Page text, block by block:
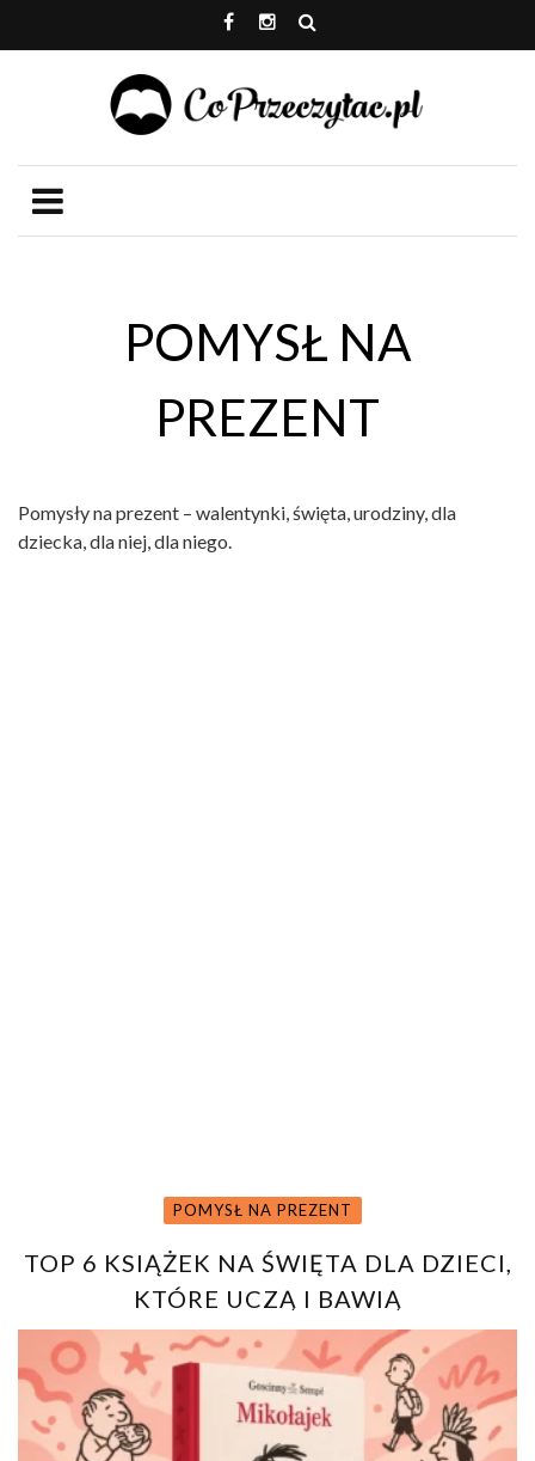
POMYSŁ NA
PREZENT
Pomysły na prezent – walentynki, święta, urodziny, dla
dziecka, dla niej, dla niego.
POMYSŁ NA PREZENT
TOP 6 KSIĄŻEK NA ŚWIĘTA DLA DZIECI,
KTÓRE UCZĄ I BAWIĄ